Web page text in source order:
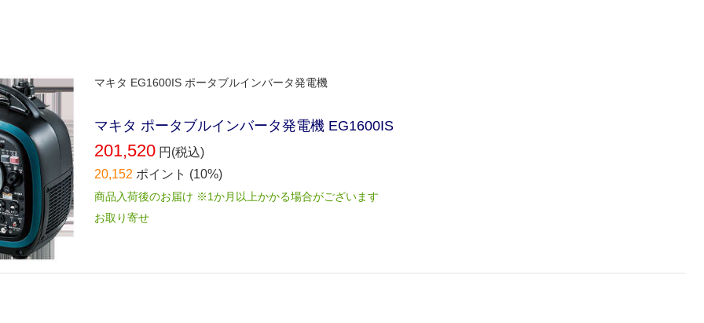
マキタ EG1600IS ポータブルインバータ発電機
マキタ ポータブルインバータ発電機 EG1600IS
201,520 円(税込)
20,152 ポイント (10%)
商品入荷後のお届け ※1か月以上かかる場合がございます
お取り寄せ